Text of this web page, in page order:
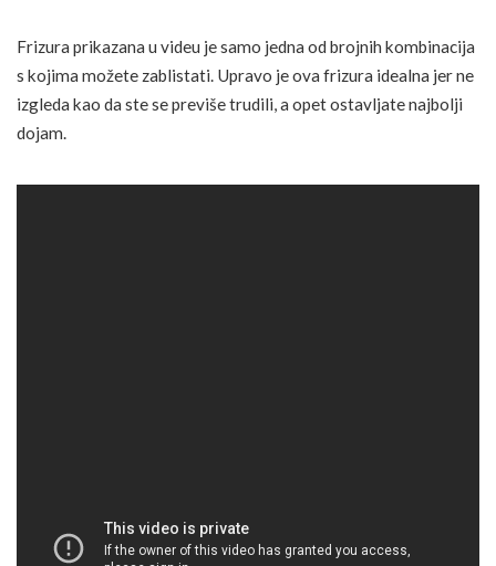
Frizura prikazana u videu je samo jedna od brojnih kombinacija
s kojima možete zablistati. Upravo je ova frizura idealna jer ne
izgleda kao da ste se previše trudili, a opet ostavljate najbolji
dojam.